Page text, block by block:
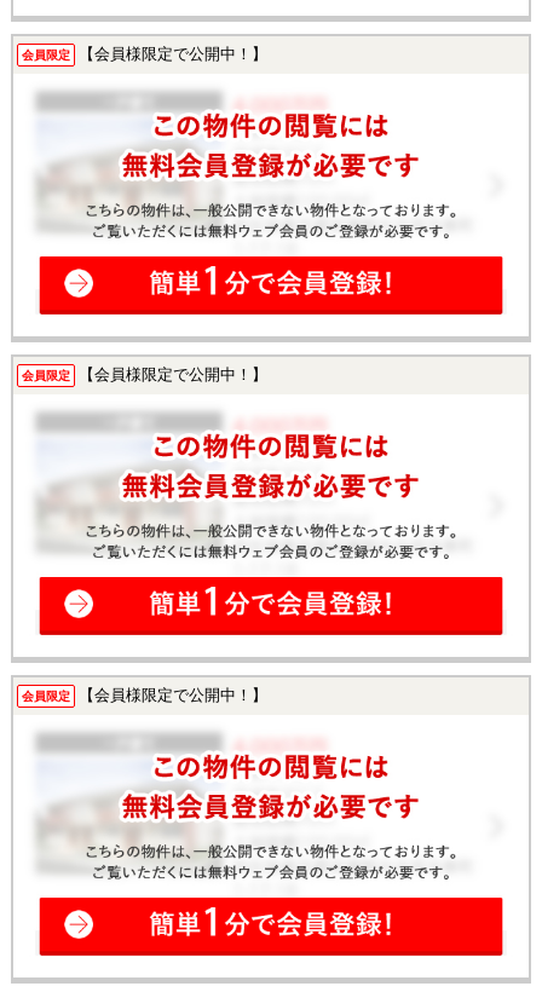
会員限定 【会員様限定で公開中！】
会員限定 【会員様限定で公開中！】
会員限定 【会員様限定で公開中！】